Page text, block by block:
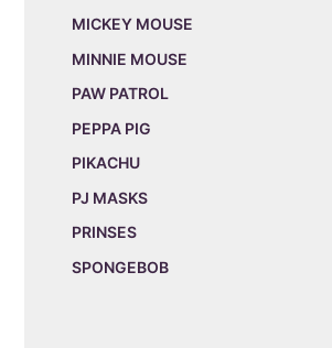
MICKEY MOUSE
MINNIE MOUSE
PAW PATROL
PEPPA PIG
PIKACHU
PJ MASKS
PRINSES
SPONGEBOB